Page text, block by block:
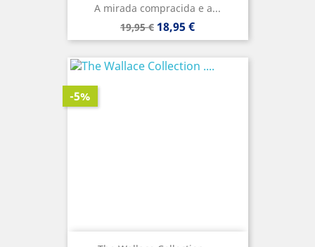
A mirada compracida e a...
Precio
base
19,95 € Precio
18,95 €
-5%